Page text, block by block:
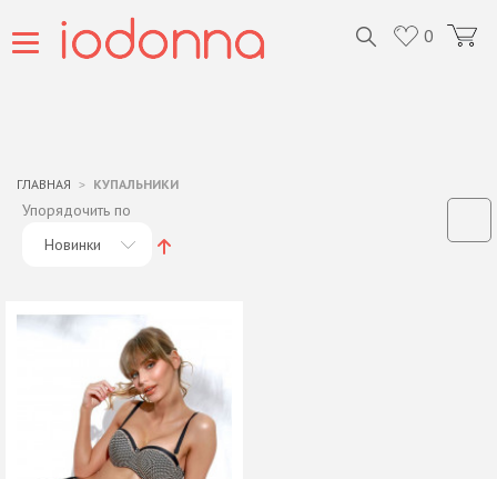
0
ГЛАВНАЯ КУПАЛЬНИКИ
Упорядочить по
Новинки